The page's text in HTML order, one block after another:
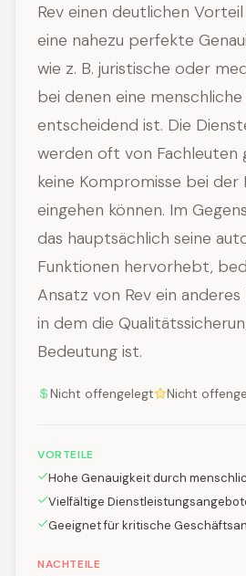
Rev einen deutlichen
eine nahezu perfekte
wie z. B. juristische oder
bei denen eine
entscheidend ist. Die
werden oft von Fachleuten
keine Kompromisse bei der
eingehen können. Im
das hauptsächlich seine
Funktionen hervorhebt,
Ansatz von Rev ein
in dem die
Bedeutung ist.
Nicht offengelegt Nicht
VORTEILE
Hohe Genauigkeit durch
Vielfältige
Geeignet für kritische
NACHTEILE